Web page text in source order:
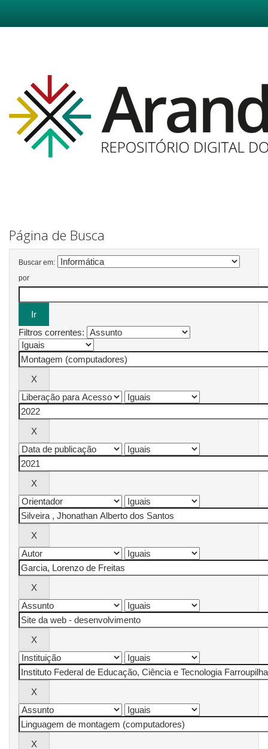
Página de Busca
Buscar em:
por
Filtros correntes: